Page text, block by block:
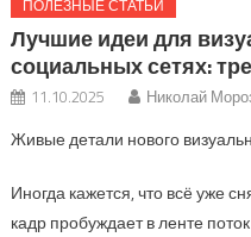
ПОЛЕЗНЫЕ СТАТЬИ
Лучшие идеи для
социальных сетях:
11.10.2025 Николай
Живые детали нового
Иногда кажется, что всё уже
кадр пробуждает в ленте